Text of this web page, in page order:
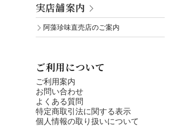
実店舗案内
阿藻珍味直売店のご案内
ご利用について
ご利用案内
お問い合わせ
よくある質問
特定商取引法に関する表示
個人情報の取り扱いについて